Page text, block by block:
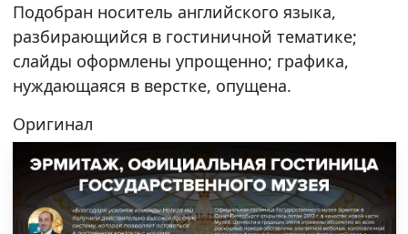
Подобран носитель английского языка,
разбирающийся в гостиничной тематике;
слайды оформлены упрощенно; графика,
нуждающаяся в верстке, опущена.
Оригинал